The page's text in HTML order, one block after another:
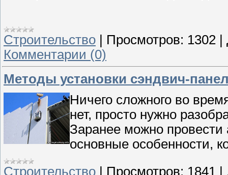
Строительство Просмотров: 1302
Комментарии (0)
Методы установки сэндвич-
Ничего сложного во
нет, просто нужно
Заранее можно провести
основные особенности,
Строительство
Просмотров: 1841